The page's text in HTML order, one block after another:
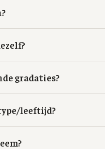
gradaties?
leeftijd?